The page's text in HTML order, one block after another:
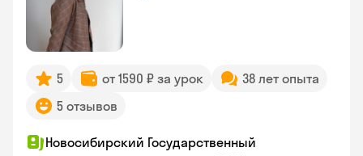
5 от 1590 ₽ за урок
38 лет опыта
5 отзывов
Новосибирский Государственный